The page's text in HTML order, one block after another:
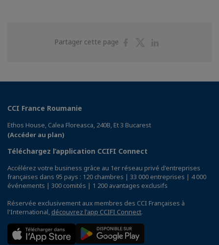
Partager cette page
PartagerPartager
CCI France Roumanie
Ethos House, Calea Floreasca, 240B, Et 3 Bucarest
(Accéder au plan)
Téléchargez l’application CCIFI Connect
Accélérez votre business grâce au 1er réseau privé d'entreprises
françaises dans 95 pays : 120 chambres | 33 000 entreprises | 4 000
événements | 300 comités | 1 200 avantages exclusifs
Réservée exclusivement aux membres des CCI Françaises à
l'International, découvrez l'app CCIFI Connect.